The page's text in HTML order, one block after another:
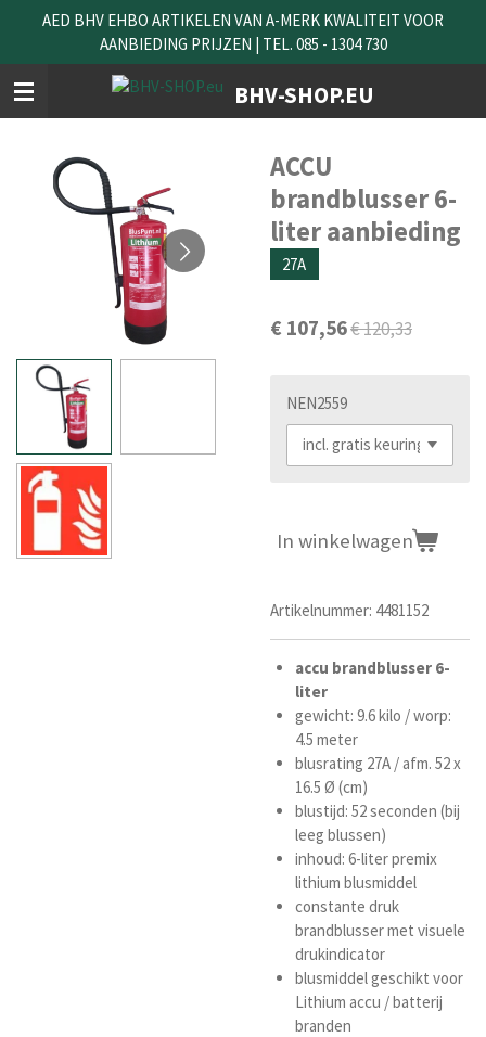
naar
de
hoofdinhoud
BHV-SHOP.EU
AED BHV EHBO ARTIKELEN VAN A-MERK KWALITEIT VOOR
AANBIEDING PRIJZEN | TEL. 085 - 1304 730
ACCU
brandblusser 6-
liter aanbieding
27A
€ 107,56€ 120,33
NEN2559
In winkelwagen
Artikelnummer: 4481152
accu brandblusser 6-
liter
gewicht: 9.6 kilo /worp:
4.5 meter
blusrating 27A / afm. 52 x
16.5 Ø (cm)
blustijd: 52 seconden (bij
leeg blussen)
inhoud: 6-liter premix
lithium blusmiddel
constante druk
brandblusser met visuele
drukindicator
blusmiddel geschikt voor
Lithium accu / batterij
branden